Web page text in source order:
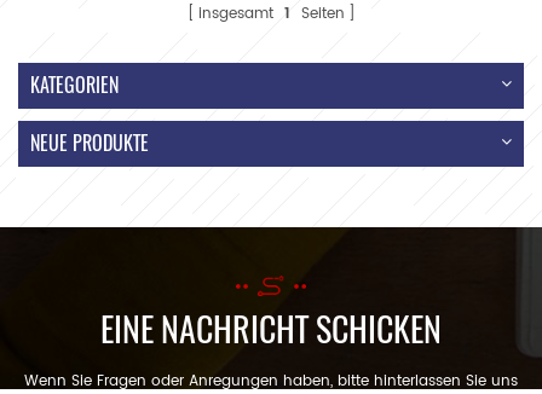
insgesamt 1 Seiten
KATEGORIEN
NEUE PRODUKTE
EINE NACHRICHT SCHICKEN
Wenn Sie Fragen oder Anregungen haben, bitte hinterlassen Sie uns